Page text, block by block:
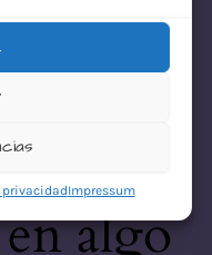
privacidadImpressum
algo